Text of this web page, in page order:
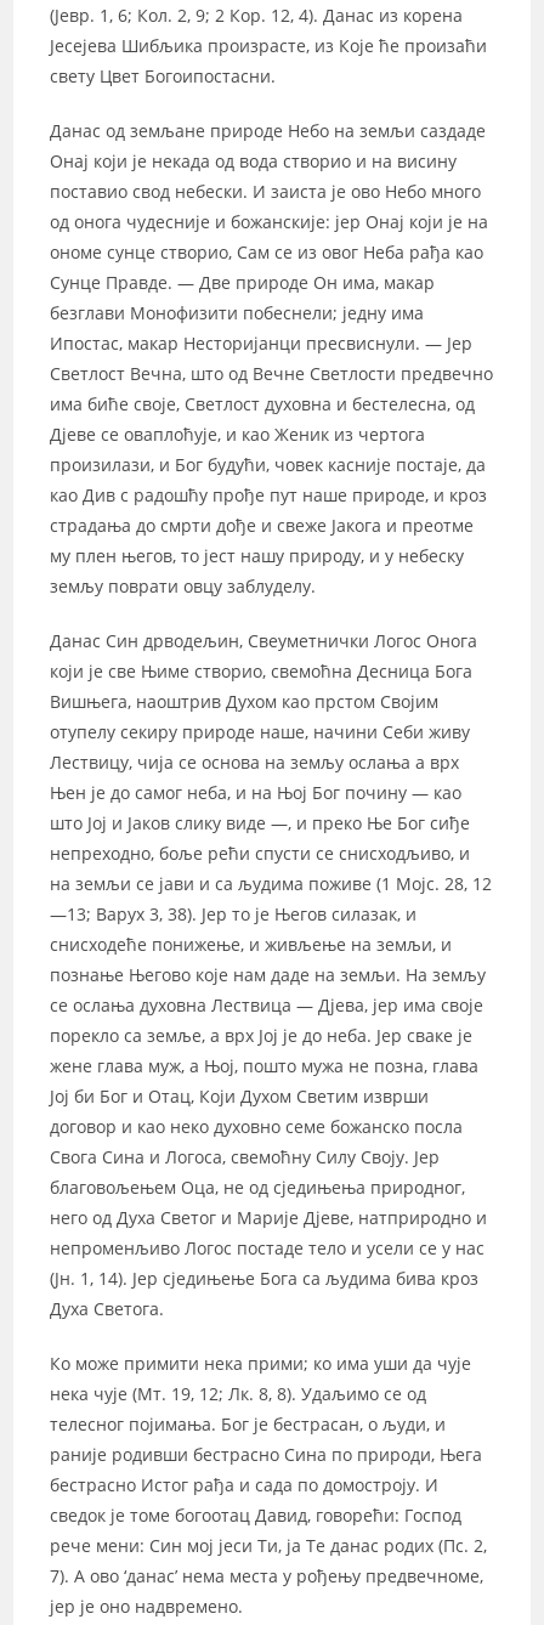
(Јевр. 1, 6; Кол. 2, 9; 2 Кор. 12, 4). Данас из корена
Јесејева Шибљика произрасте, из Које ће произаћи
свету Цвет Богоипостасни.
Данас од земљане природе Небо на земљи саздаде
Онај који је некада од вода створио и на висину
поставио свод небески. И заиста је ово Небо много
од онога чудесније и божанскије: јер Онај који је на
ономе сунце створио, Сам се из овог Неба рађа као
Сунце Правде. — Две природе Он има, макар
безглави Монофизити побеснели; једну има
Ипостас, макар Несторијанци пресвиснули. — Јер
Светлост Вечна, што од Вечне Светлости предвечно
има биће своје, Светлост духовна и бестелесна, од
Дјеве се оваплоћује, и као Женик из чертога
произилази, и Бог будући, човек касније постаје, да
као Див с радошћу прође пут наше природе, и кроз
страдања до смрти дође и свеже Јакога и преотме
му плен његов, то јест нашу природу, и у небеску
земљу поврати овцу заблуделу.
Данас Син дрводељин, Свеуметнички Логос Онога
који је све Њиме створио, свемоћна Десница Бога
Вишњега, наоштрив Духом као прстом Својим
отупелу секиру природе наше, начини Себи живу
Лествицу, чија се основа на земљу ослања а врх
Њен је до самог неба, и на Њој Бог почину — као
што Јој и Јаков слику виде —, и преко Ње Бог сиђе
непреходно, боље рећи спусти се снисходљиво, и
на земљи се јави и са људима поживе (1 Мојс. 28, 12
—13; Варух 3, 38). Јер то је Његов силазак, и
снисходеће понижење, и живљење на земљи, и
познање Његово које нам даде на земљи. На земљу
се ослања духовна Лествица — Дјева, јер има своје
порекло са земље, а врх Јој је до неба. Јер сваке је
жене глава муж, а Њој, пошто мужа не позна, глава
Јој би Бог и Отац, Који Духом Светим изврши
договор и као неко духовно семе божанско посла
Свога Сина и Логоса, свемоћну Силу Своју. Јер
благовољењем Оца, не од сједињења природног,
него од Духа Светог и Марије Дјеве, натприродно и
непроменљиво Логос постаде тело и усели се у нас
(Јн. 1, 14). Јер сједињење Бога са људима бива кроз
Духа Светога.
Ко може примити нека прими; ко има уши да чује
нека чује (Мт. 19, 12; Лк. 8, 8). Удаљимо се од
телесног појимања. Бог је бестрасан, о људи, и
раније родивши бестрасно Сина по природи, Њега
бестрасно Истог рађа и сада по домостроју. И
сведок је томе богоотац Давид, говорећи: Господ
рече мени: Син мој јеси Ти, ја Те данас родих (Пс. 2,
7). А ово ‘данас’ нема места у рођењу предвечноме,
јер је оно надвремено.